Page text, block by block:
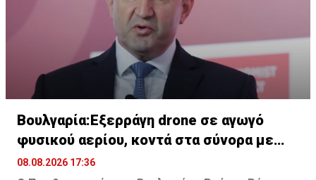
Βουλγαρία:Εξερράγη drone σε αγωγό
φυσικού αερίου, κοντά στα σύνορα με
Ρουμανία
08.08.2026 17:36